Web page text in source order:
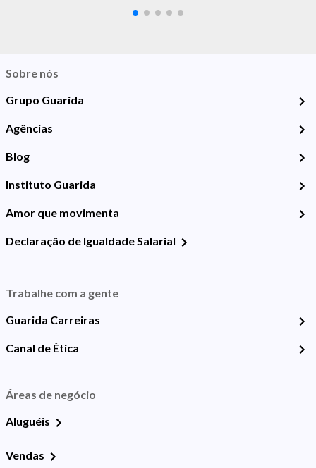
Sobre nós
Grupo Guarida
Agências
Blog
Instituto Guarida
Amor que movimenta
Declaração de Igualdade Salarial
Trabalhe com a gente
Guarida Carreiras
Canal de Ética
Áreas de negócio
Aluguéis
Vendas